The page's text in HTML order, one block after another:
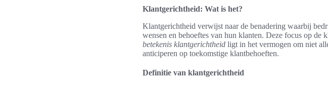
Klantgerichtheid: Wat is het?
Klantgerichtheid verwijst naar de benadering waarbij
wensen en behoeftes van hun klanten. Deze focus op
betekenis klantgerichtheid ligt in het vermogen om niet
anticiperen op toekomstige klantbehoeften.
Definitie van klantgerichtheid